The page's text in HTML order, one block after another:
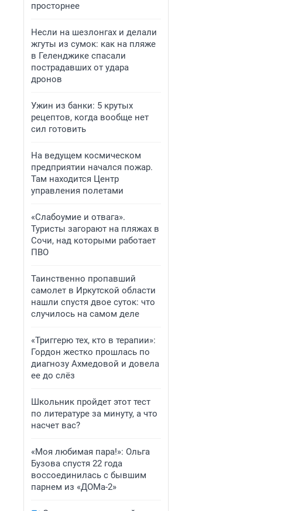
просторнее
Несли на шезлонгах и делали
жгуты из сумок: как на пляже
в Геленджике спасали
пострадавших от удара
дронов
Ужин из банки: 5 крутых
рецептов, когда вообще нет
сил готовить
На ведущем космическом
предприятии начался пожар.
Там находится Центр
управления полетами
«Слабоумие и отвага».
Туристы загорают на пляжах в
Сочи, над которыми работает
ПВО
Таинственно пропавший
самолет в Иркутской области
нашли спустя двое суток: что
случилось на самом деле
«Триггерю тех, кто в терапии»:
Гордон жестко прошлась по
диагнозу Ахмедовой и довела
ее до слёз
Школьник пройдет этот тест
по литературе за минуту, а что
насчет вас?
«Моя любимая пара!»: Ольга
Бузова спустя 22 года
воссоединилась с бывшим
парнем из «ДОМа-2»